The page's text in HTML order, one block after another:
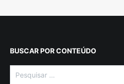
BUSCAR POR CONTEÚDO
por: